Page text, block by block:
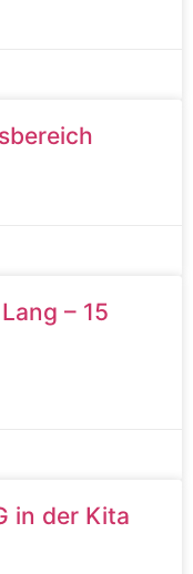
– 15
in der Kita